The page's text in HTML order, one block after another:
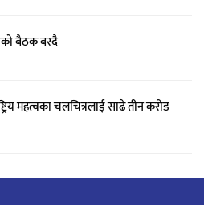
बैठक बस्दै
महत्वका चलचित्रलाई साढे तीन करोड